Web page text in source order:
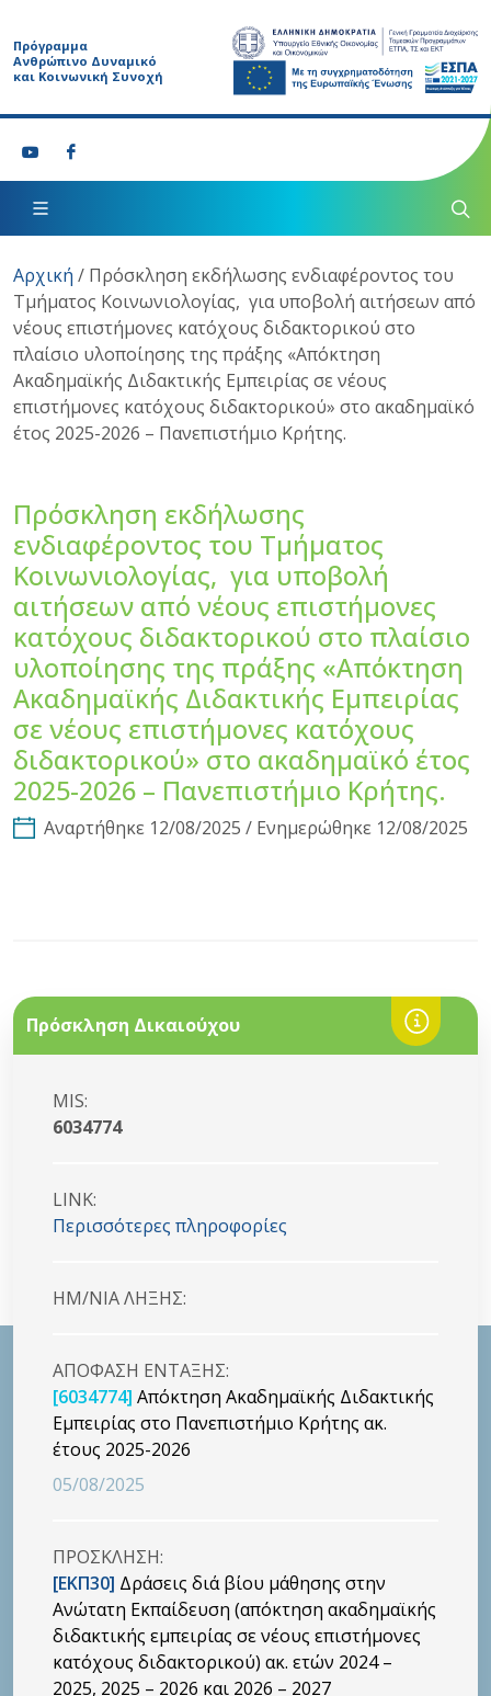
Πρόγραμμα
Ανθρώπινο Δυναμικό
και Κοινωνική Συνοχή
Αρχική / Πρόσκληση εκδήλωσης ενδιαφέροντος του
Τμήματος Κοινωνιολογίας, για υποβολή αιτήσεων από
νέους επιστήμονες κατόχους διδακτορικού στο
πλαίσιο υλοποίησης της πράξης «Απόκτηση
Ακαδημαϊκής Διδακτικής Εμπειρίας σε νέους
επιστήμονες κατόχους διδακτορικού» στο ακαδημαϊκό
έτος 2025-2026 – Πανεπιστήμιο Κρήτης.
Πρόσκληση εκδήλωσης
ενδιαφέροντος του Τμήματος
Κοινωνιολογίας, για υποβολή
αιτήσεων από νέους επιστήμονες
κατόχους διδακτορικού στο πλαίσιο
υλοποίησης της πράξης «Απόκτηση
Ακαδημαϊκής Διδακτικής Εμπειρίας
σε νέους επιστήμονες κατόχους
διδακτορικού» στο ακαδημαϊκό έτος
2025-2026 – Πανεπιστήμιο Κρήτης.
Αναρτήθηκε 12/08/2025 / Ενημερώθηκε 12/08/2025
Πρόσκληση Δικαιούχου
MIS:
6034774
LINK:
Περισσότερες πληροφορίες
HM/NIA ΛΗΞΗΣ:
ΑΠΟΦΑΣΗ ΕΝΤΑΞΗΣ:
[6034774] Απόκτηση Ακαδημαϊκής Διδακτικής
Εμπειρίας στο Πανεπιστήμιο Κρήτης ακ.
έτους 2025-2026
05/08/2025
ΠΡΟΣΚΛΗΣΗ:
[ΕΚΠ30] Δράσεις διά βίου μάθησης στην
Ανώτατη Εκπαίδευση (απόκτηση ακαδημαϊκής
διδακτικής εμπειρίας σε νέους επιστήμονες
κατόχους διδακτορικού) ακ. ετών 2024 –
2025, 2025 – 2026 και 2026 – 2027